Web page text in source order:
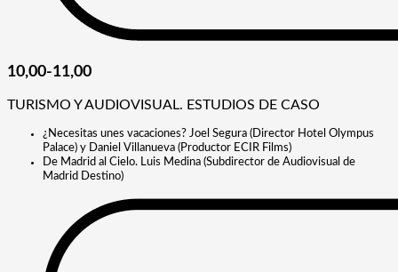
10,00-11,00
TURISMO Y AUDIOVISUAL. ESTUDIOS DE CASO
¿Necesitas unes vacaciones? Joel Segura (Director Hotel Olympus
Palace) y Daniel Villanueva (Productor ECIR Films)
De Madrid al Cielo. Luis Medina (Subdirector de Audiovisual de
Madrid Destino)